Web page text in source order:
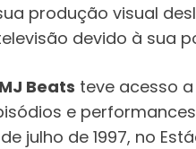
produção visual
devido à sua
MJ Beats teve acesso
e
julho de 1997, no